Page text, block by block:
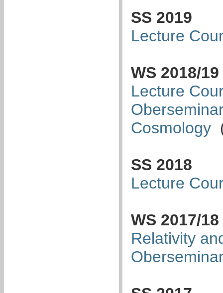
SS 2019
Lecture
WS 2018/19
Lecture
Cosmology
SS 2018
Lecture
WS 2017/18
Relativity